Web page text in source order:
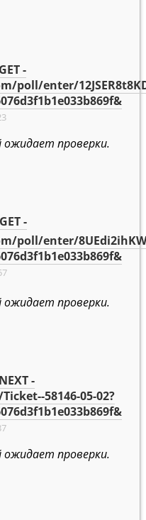
-
poll/enter/
проверки.
-
poll/enter/
проверки.
-
58146-05-02?
проверки.